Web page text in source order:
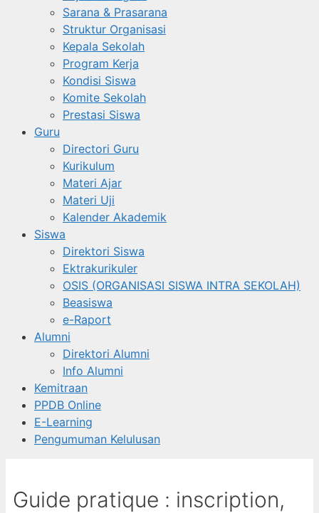
Sarana & Prasarana
Struktur Organisasi
Kepala Sekolah
Program Kerja
Kondisi Siswa
Komite Sekolah
Prestasi Siswa
Guru
Directori Guru
Kurikulum
Materi Ajar
Materi Uji
Kalender Akademik
Siswa
Direktori Siswa
Ektrakurikuler
OSIS (ORGANISASI SISWA INTRA SEKOLAH)
Beasiswa
e-Raport
Alumni
Direktori Alumni
Info Alumni
Kemitraan
PPDB Online
E-Learning
Pengumuman Kelulusan
Guide pratique : inscription,